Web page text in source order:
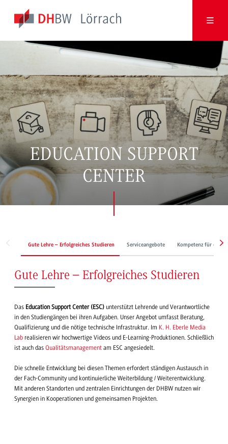
EDUCATION SUPPORT
CENTER
Gute Lehre – Erfolgreiches Studieren Serviceangebote Kompetenz für die
Gute Lehre – Erfolgreiches Studieren
Das Education Support Center (ESC) unterstützt Lehrende und Verantwortliche
in den Studiengängen bei ihren Aufgaben. Unser Angebot umfasst Beratung,
Qualifizierung und die nötige technische Infrastruktur. Im K. H. Eberle Media
Lab realisieren wir hochwertige Videos und E-Learning-Produktionen. Schließlich
ist auch das Qualitätsmanagement am ESC angesiedelt.
Die schnelle Entwicklung bei diesen Themen erfordert ständigen Austausch in
der Fach-Community und kontinuierliche Weiterbildung / Weiterentwicklung.
Mit anderen Standorten und zentralen Einrichtungen der DHBW nutzen wir
Synergien in Kooperationen und gemeinsamen Projekten.